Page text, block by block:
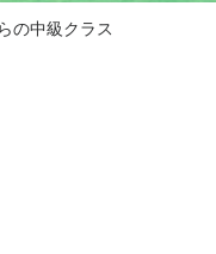
の中級クラス